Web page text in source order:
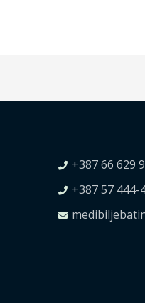
+387 66 629
+387 57 444-